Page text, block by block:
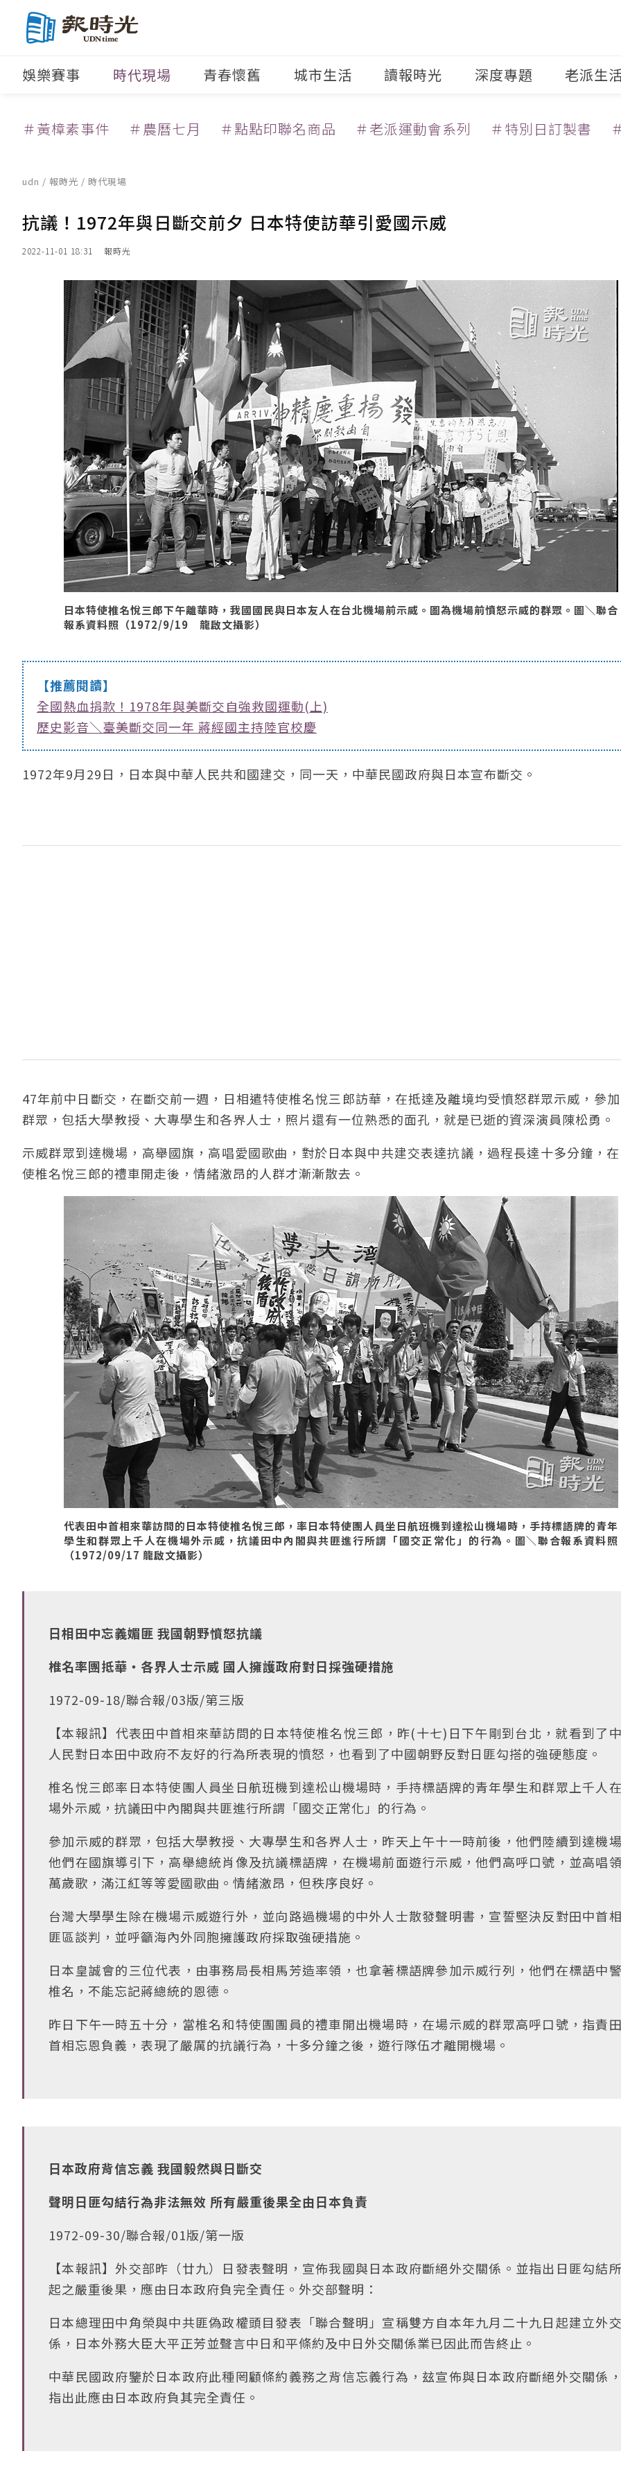
娛樂賽事 時代現場 青春懷舊 城市生活 讀報時光 深度專題 老派生
＃黃樟素事件 ＃農曆七月 ＃點點印聯名商品 ＃老派運動會系列 ＃特別日訂製書
udn / 報時光 / 時代現場
抗議！1972年與日斷交前夕 日本特使訪華引愛國示威
2022-11-01 18:31 報時光
日本特使椎名悅三郎下午離華時，我國國民與日本友人在台北機場前示威。圖為機場前憤怒示威的群眾。圖＼聯合
報系資料照（1972/9/19 龍啟文攝影）
【推薦閱讀】
全國熱血捐款！1978年與美斷交自強救國運動(上)
歷史影音＼臺美斷交同一年 蔣經國主持陸官校慶
1972年9月29日，日本與中華人民共和國建交，同一天，中華民國政府與日本宣布斷交。
47年前中日斷交，在斷交前一週，日相遣特使椎名悅三郎訪華，在抵達及離境均受憤怒群眾示威，參
群眾，包括大學教授、大專學生和各界人士，照片還有一位熟悉的面孔，就是已逝的資深演員陳松勇。
示威群眾到達機場，高舉國旗，高唱愛國歌曲，對於日本與中共建交表達抗議，過程長達十多分鐘，
使椎名悅三郎的禮車開走後，情緒激昂的人群才漸漸散去。
代表田中首相來華訪問的日本特使椎名悅三郎，率日本特使團人員坐日航班機到達松山機場時，手持標語牌的青年
學生和群眾上千人在機場外示威，抗議田中內閣與共匪進行所謂「國交正常化」的行為。圖＼聯合報系資料照
（1972/09/17 龍啟文攝影）
日相田中忘義媚匪 我國朝野憤怒抗議
椎名率團抵華‧各界人士示威 國人擁護政府對日採強硬措施
1972-09-18/聯合報/03版/第三版
【本報訊】代表田中首相來華訪問的日本特使椎名悅三郎，昨(十七)日下午剛到台北，就看到了
人民對日本田中政府不友好的行為所表現的憤怒，也看到了中國朝野反對日匪勾搭的強硬態度。
椎名悅三郎率日本特使團人員坐日航班機到達松山機場時，手持標語牌的青年學生和群眾上千人
場外示威，抗議田中內閣與共匪進行所謂「國交正常化」的行為。
參加示威的群眾，包括大學教授、大專學生和各界人士，昨天上午十一時前後，他們陸續到達機場
他們在國旗導引下，高舉總統肖像及抗議標語牌，在機場前面遊行示威，他們高呼口號，並高唱
萬歲歌，滿江紅等等愛國歌曲。情緒激昂，但秩序良好。
台灣大學學生除在機場示威遊行外，並向路過機場的中外人士散發聲明書，宣誓堅決反對田中首
匪區談判，並呼籲海內外同胞擁護政府採取強硬措施。
日本皇誠會的三位代表，由事務局長相馬芳造率領，也拿著標語牌參加示威行列，他們在標語中
椎名，不能忘記蔣總統的恩德。
昨日下午一時五十分，當椎名和特使團團員的禮車開出機場時，在場示威的群眾高呼口號，指責
首相忘恩負義，表現了嚴厲的抗議行為，十多分鐘之後，遊行隊伍才離開機場。
日本政府背信忘義 我國毅然與日斷交
聲明日匪勾結行為非法無效 所有嚴重後果全由日本負責
1972-09-30/聯合報/01版/第一版
【本報訊】外交部昨（廿九）日發表聲明，宣佈我國與日本政府斷絕外交關係。並指出日匪勾結
起之嚴重後果，應由日本政府負完全責任。外交部聲明：
日本總理田中角榮與中共匪偽政權頭目發表「聯合聲明」宣稱雙方自本年九月二十九日起建立外
係，日本外務大臣大平正芳並聲言中日和平條約及中日外交關係業已因此而告終止。
中華民國政府鑒於日本政府此種罔顧條約義務之背信忘義行為，玆宣佈與日本政府斷絕外交關係
指出此應由日本政府負其完全責任。